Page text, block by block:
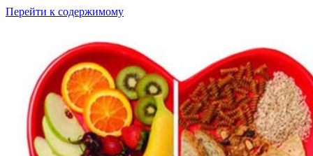
Перейти к содержимому